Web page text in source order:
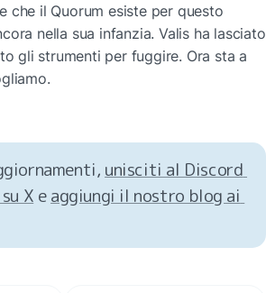
che il Quorum esiste per questo
nella sua infanzia. Valis ha lasciato
gli strumenti per fuggire. Ora sta a
unisciti al Discord
X e aggiungi il nostro blog ai